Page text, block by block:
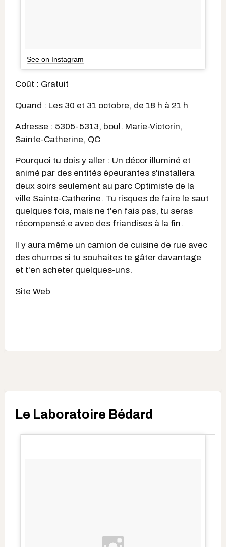
See on Instagram
Coût : Gratuit
Quand : Les 30 et 31 octobre, de 18 h à 21 h
Adresse : 5305-5313, boul. Marie-Victorin,
Sainte-Catherine, QC
Pourquoi tu dois y aller : Un décor illuminé et
animé par des entités épeurantes s'installera
deux soirs seulement au parc Optimiste de la
ville Sainte-Catherine. Tu risques de faire le saut
quelques fois, mais ne t'en fais pas, tu seras
récompensé.e avec des friandises à la fin.
Il y aura même un camion de cuisine de rue avec
des churros si tu souhaites te gâter davantage
et t'en acheter quelques-uns.
Site Web
Le Laboratoire Bédard